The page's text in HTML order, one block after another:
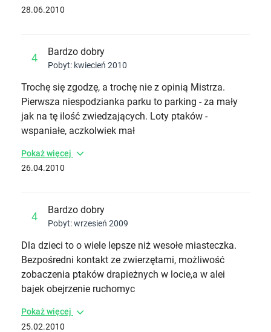
28.06.2010
4 Bardzo dobry
Pobyt: kwiecień 2010
Trochę się zgodzę, a trochę nie z opinią Mistrza.
Pierwsza niespodzianka parku to parking - za mały
jak na tę ilość zwiedzających. Loty ptaków -
wspaniałe, aczkolwiek mał
Pokaż więcej
26.04.2010
4 Bardzo dobry
Pobyt: wrzesień 2009
Dla dzieci to o wiele lepsze niż wesołe miasteczka.
Bezpośredni kontakt ze zwierzętami, możliwość
zobaczenia ptaków drapieżnych w locie,a w alei
bajek obejrzenie ruchomyc
Pokaż więcej
25.02.2010